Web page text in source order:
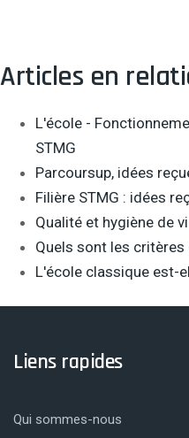
Articles en
L'école -
STMG
Parcoursup, idées
Filière STMG : idées
Qualité et hygiène de
Quels sont les critères
L'école classique est-
Liens rapides
Qui sommes-nous